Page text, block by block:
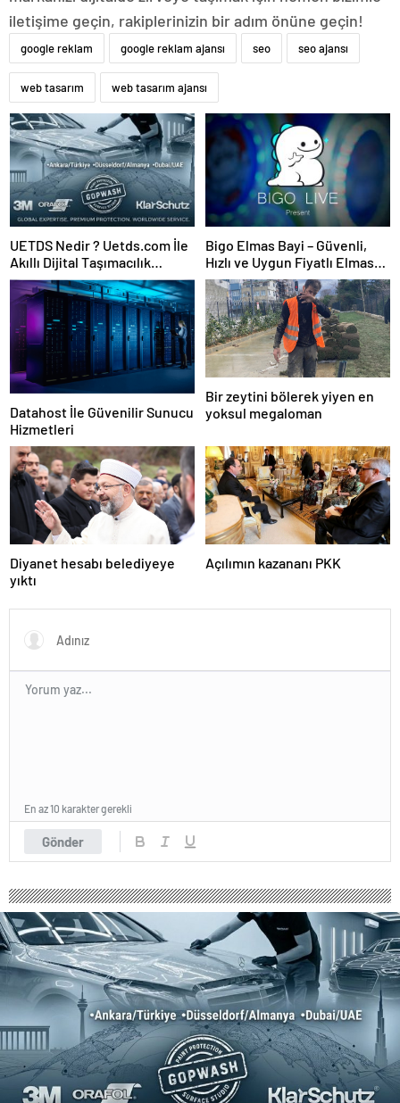
iletişime geçin, rakiplerinizin bir adım önüne geçin!
google reklam google reklam ajansı seo seo ajansı
web tasarım web tasarım ajansı
UETDS Nedir ? Uetds.com İle
Akıllı Dijital Taşımacılık
Yazılımı
Bigo Elmas Bayi – Güvenli,
Hızlı ve Uygun Fiyatlı Elmas
Satın Almanın Yeni Adresi
Datahost İle Güvenilir Sunucu
Hizmetleri
Bir zeytini bölerek yiyen en
yoksul megaloman
Diyanet hesabı belediyeye
yıktı
Açılımın kazananı PKK
Gönder
En az 10 karakter gerekli